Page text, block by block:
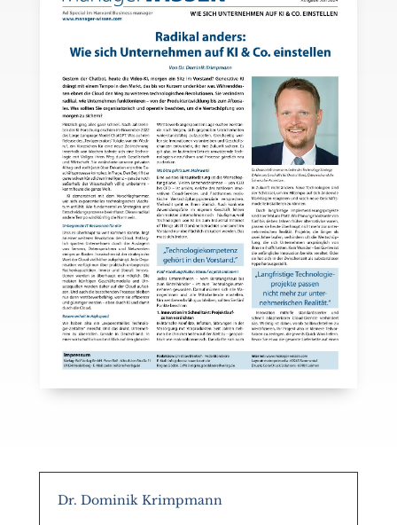
Dr. Dominik Krimpmann